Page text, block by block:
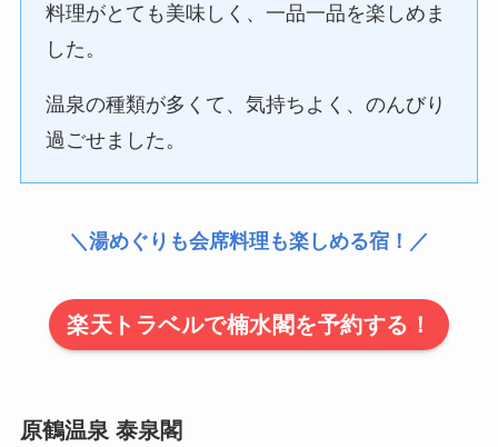
料理がとても美味しく、一品一品を楽しめま
した。
温泉の種類が多くて、気持ちよく、のんびり
過ごせました。
＼湯めぐりも会席料理も楽しめる宿！／
楽天トラベルで楠水閣を予約する！
原鶴温泉 泰泉閣